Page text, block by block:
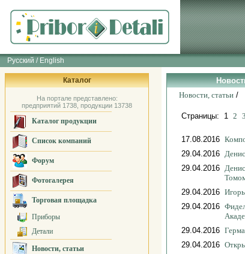
Русский / English
Каталог
На портале представлено:
предприятий 1738, продукции 13738
Каталог продукции
Список компаний
Форум
Фотогалерея
Торговая площадка
Приборы
Детали
Новости, статьи
Новости, статьи /
Страницы: 1 2 3
17.08.2016
29.04.2016
29.04.2016
29.04.2016
29.04.2016
29.04.2016
29.04.2016